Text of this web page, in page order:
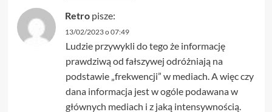
Retro pisze:
13/02/2023 o 07:49
Ludzie przywykli do tego że informację
prawdziwą od fałszywej odróżniają na
podstawie „frekwencji” w mediach. A więc czy
dana informacja jest w ogóle podawana w
głównych mediach i z jaką intensywnością.